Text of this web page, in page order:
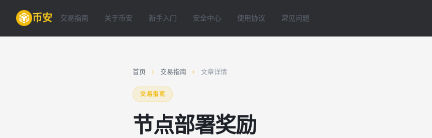
币安 交易指南 关于币安 新手入门 安全中心 使用协议 常见问题
首页 › 交易指南 › 文章详情
交易指南
节点部署奖励